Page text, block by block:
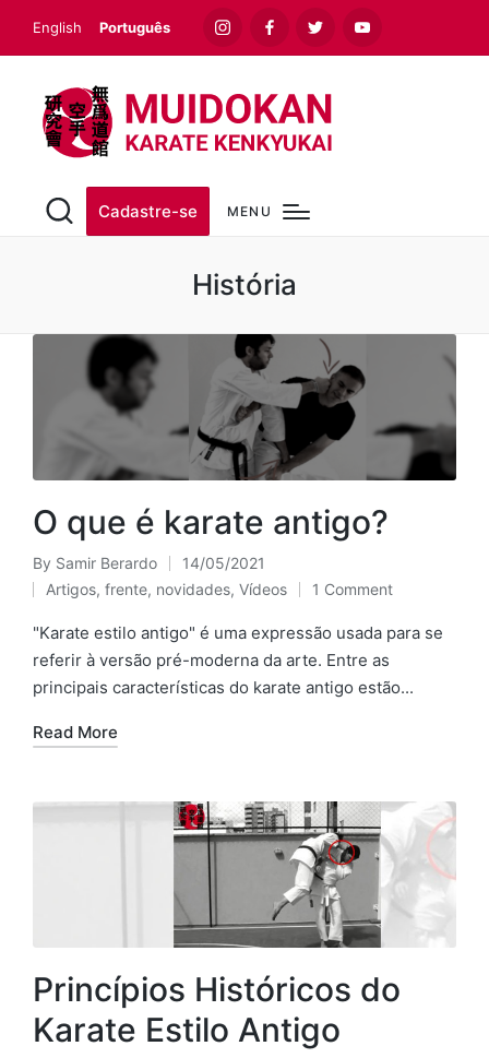
English Português
InstagramFacebookTwitterYoutube
Cadastre-se MENU
História
O que é karate antigo?
Posted
by
By Samir Berardo 14/05/2021
Posted
in
Artigos, frente, novidades, Vídeos 1 Comment
"Karate estilo antigo" é uma expressão usada para se
referir à versão pré-moderna da arte. Entre as
principais características do karate antigo estão...
Read More
Princípios Históricos do
Karate Estilo Antigo